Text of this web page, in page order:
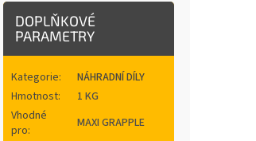
DOPLŇKOVÉ
PARAMETRY
Kategorie:
NÁHRADNÍ DÍLY
Hmotnost:
1 KG
Vhodné
pro: MAXI GRAPPLE